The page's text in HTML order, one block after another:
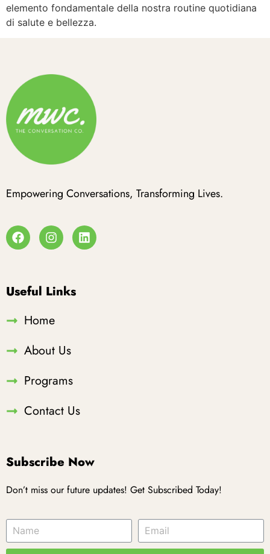
elemento fondamentale della nostra routine quotidiana
di salute e bellezza.
Empowering Conversations, Transforming Lives.
Useful Links
Home
About Us
Programs
Contact Us
Subscribe Now
Don’t miss our future updates! Get Subscribed Today!